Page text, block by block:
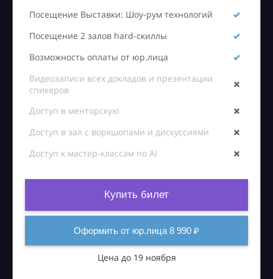
Посещение Выставки: Шоу-рум технологий
Посещение 2 залов hard-скиллы
Возможность оплаты от юр.лица
Видеозаписи всех докладов и презентации
спикеров
Доступ в менторскую
Доступ в зал с воркшопами и дискуссиями
Доступ к мастер-классам по AI
Купить билет
Оформить от юр.лица 8 990 ₽
Цена до 19 ноября